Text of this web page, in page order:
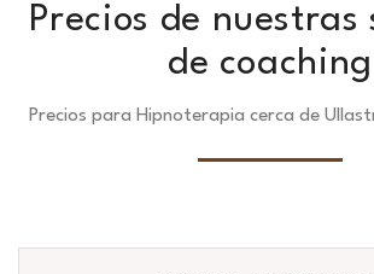
Precios de nuestras
de coaching
Precios para Hipnoterapia cerca de